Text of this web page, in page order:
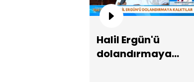
Halil Ergün'ü
dolandırmaya